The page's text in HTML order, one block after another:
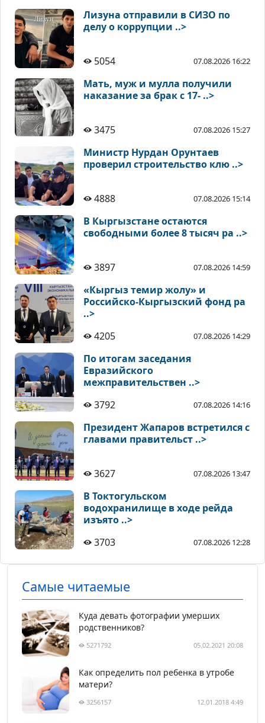
Лизуна отправили в СИЗО по
делу о коррупции ..>
5054 07.08.2026 16:22
Мать, муж и мулла получили
наказание за брак с 17- ..>
3475 07.08.2026 15:27
Министр Нурдан Орунтаев
проверил строительство клю ..>
4888 07.08.2026 15:14
В Кыргызстане остаются
свободными более 8 тысяч ра ..>
3897 07.08.2026 14:59
«Кыргыз темир жолу» и
Российско-Кыргызский фонд ра
..>
4205
07.08.2026 14:29
По итогам заседания
Евразийского
межправительствен ..>
3792
07.08.2026 14:16
Президент Жапаров встретился с
главами правительст ..>
3627 07.08.2026 13:47
В Токтогульском
водохранилище в ходе рейда
изъято ..>
3703
07.08.2026 12:28
Самые читаемые
Куда девать фотографии умерших
родственников?
5271792 05.02.2021 20:08
Как определить пол ребенка в утробе
матери?
3256157 12.01.2018 4:49